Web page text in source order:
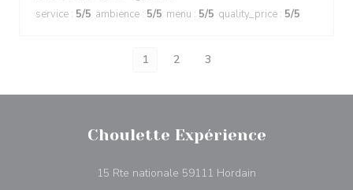
service : 5/5 ambience : 5/5 menu : 5/5 quality_price : 5/5
1 2 3
Choulette Expérience
15 Rte nationale 59111 Hordain